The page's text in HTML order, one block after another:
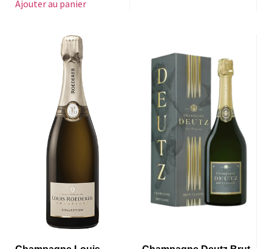
Ajouter au panier